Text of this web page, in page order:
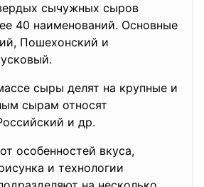
сычужных сыров
40 наименований. Основные
Пошехонский и
сыры делят на крупные и
сырам относят
и др.
особенностей вкуса,
и технологии